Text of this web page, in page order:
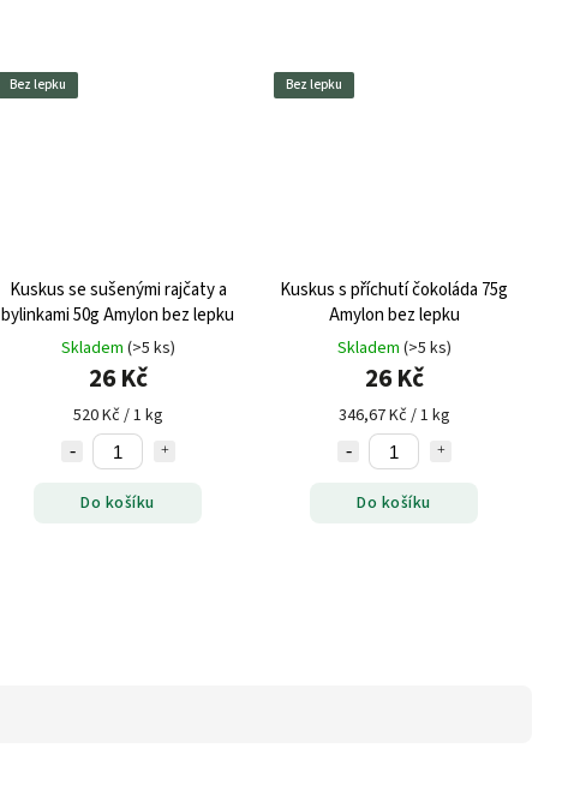
Bez lepku
Kuskus se sušenými rajčaty a
bylinkami 50g Amylon bez lepku
Skladem (>5 ks)
26 Kč
520 Kč / 1 kg
Do košíku
Bez lepku
Kuskus s příchutí čokoláda 75g
Amylon bez lepku
Skladem (>5 ks)
26 Kč
346,67 Kč / 1 kg
Do košíku